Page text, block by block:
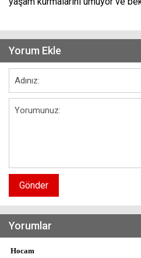
Yorum Ekle
Gönder
Yorumlar
Hocam